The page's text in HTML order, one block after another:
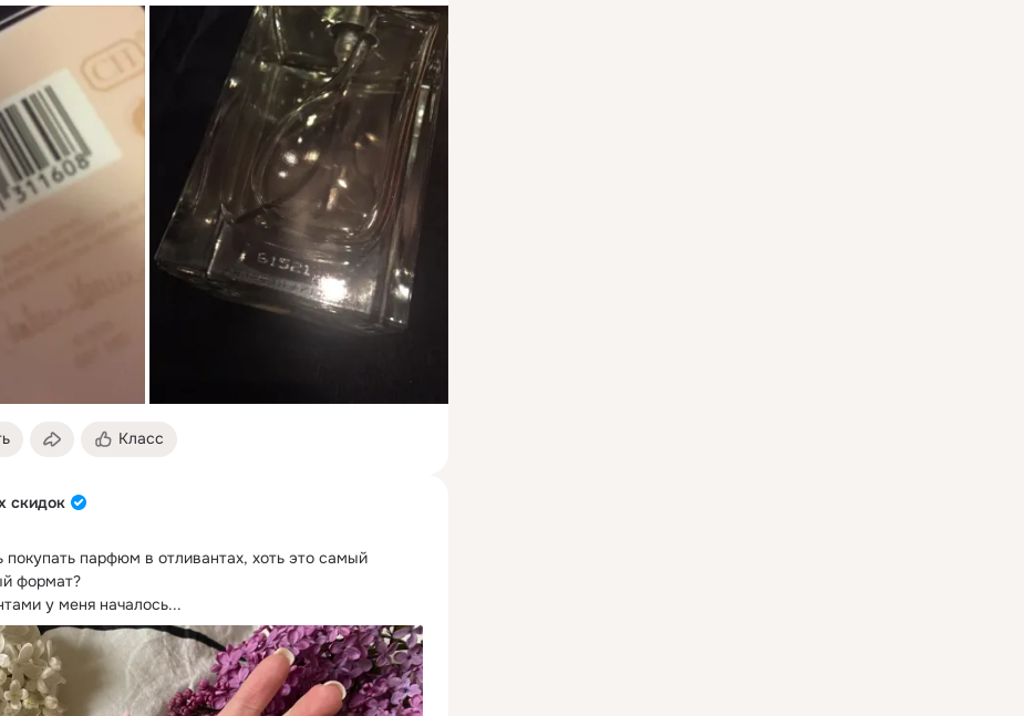
Класс
скидок
покупать парфюм в отливантах, хоть это самый
формат?
у меня началось...